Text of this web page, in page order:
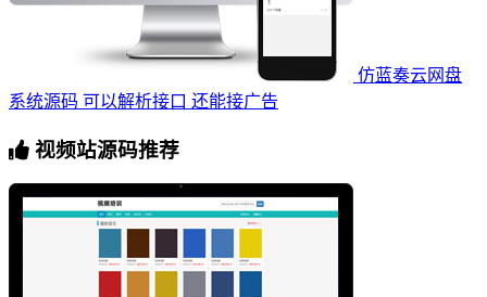
仿蓝奏云网盘
系统源码 可以解析接口 还能接广告
视频站源码推荐